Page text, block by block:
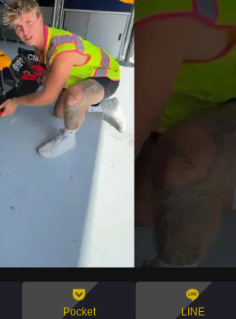
Pocket LINE